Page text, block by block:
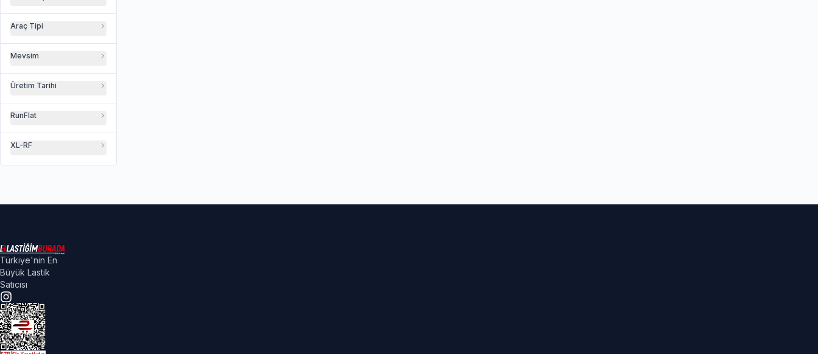
Araç Tipi
Mevsim
Üretim Tarihi
RunFlat
XL-RF
Türkiye'nin En
Büyük Lastik
Satıcısı